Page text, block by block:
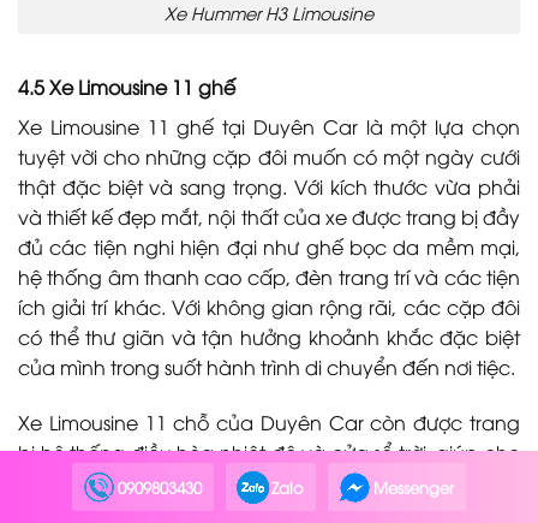
0909803430 Zalo Messenger
Xe Hummer H3 Limousine
4.5 Xe Limousine 11 ghế
Xe Limousine 11 ghế tại Duyên Car là một lựa chọn
tuyệt vời cho những cặp đôi muốn có một ngày cưới
thật đặc biệt và sang trọng. Với kích thước vừa phải
và thiết kế đẹp mắt, nội thất của xe được trang bị đầy
đủ các tiện nghi hiện đại như ghế bọc da mềm mại,
hệ thống âm thanh cao cấp, đèn trang trí và các tiện
ích giải trí khác. Với không gian rộng rãi, các cặp đôi
có thể thư giãn và tận hưởng khoảnh khắc đặc biệt
của mình trong suốt hành trình di chuyển đến nơi tiệc.
Xe Limousine 11 chỗ của Duyên Car còn được trang
bị hệ thống điều hòa nhiệt độ và cửa sổ trời, giúp cho
khách hàng cảm thấy thoải mái và dễ chịu trong suốt
chuyến đi. Ngoài ra, đội ngũ tài xế chuyên nghiệp và